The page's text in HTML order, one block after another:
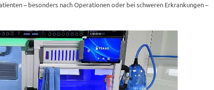
– besonders nach Operationen oder bei schweren Erkrankungen –